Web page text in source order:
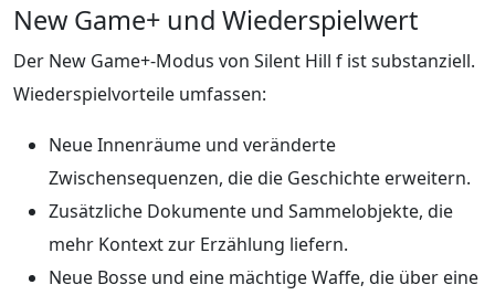
New Game+ und Wiederspielwert
Der New Game+-Modus von Silent Hill f ist substanziell.
Wiederspielvorteile umfassen:
Neue Innenräume und veränderte
Zwischensequenzen, die die Geschichte erweitern.
Zusätzliche Dokumente und Sammelobjekte, die
mehr Kontext zur Erzählung liefern.
Neue Bosse und eine mächtige Waffe, die über eine